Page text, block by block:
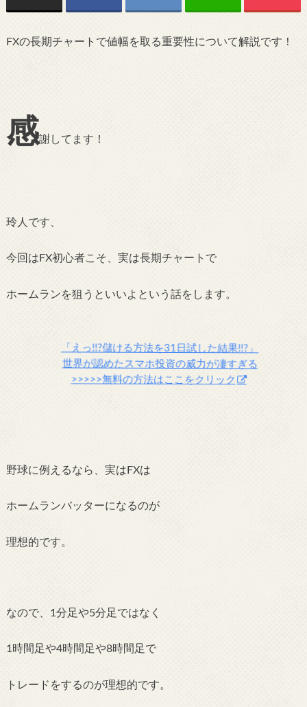
FXの長期チャートで値幅を取る重要性について解説です！
感謝してます！
玲人です、
今回はFX初心者こそ、実は長期チャートで
ホームランを狙うといいよという話をします。
世界が認めたスマホ投資の威力が凄すぎる
>>>>>無料の方法はここをクリック
野球に例えるなら、実はFXは
ホームランバッターになるのが
理想的です。
なので、1分足や5分足ではなく
1時間足や4時間足や8時間足で
トレードをするのが理想的です。